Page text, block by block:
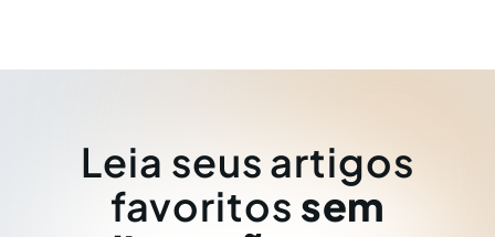
Leia seus artigos
favoritos sem